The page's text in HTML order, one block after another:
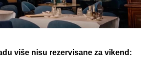
više nisu rezervisane za vikend: